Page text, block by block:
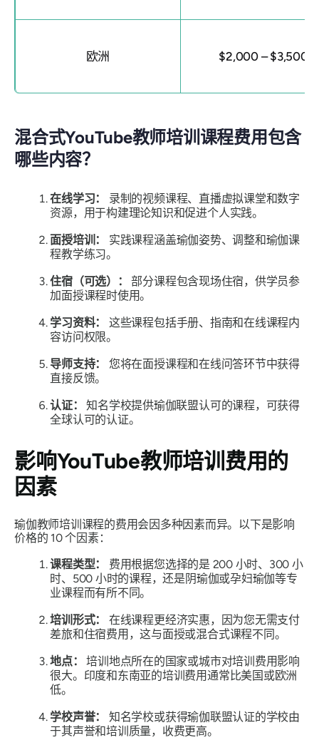
欧洲 $2,000 – $3,500
混合式YouTube教师培训课程费用包含
哪些内容？
在线学习：
录制的视频课程、直播虚拟课堂和数字
资源，用于构建理论知识和促进个人实践。
面授培训：
实践课程涵盖瑜伽姿势、调整和瑜伽课
程教学练习。
住宿（可选）：
部分课程包含现场住宿，供学员参
加面授课程时使用。
学习资料：
这些课程包括手册、指南和在线课程内
容访问权限。
导师支持：
您将在面授课程和在线问答环节中获得
直接反馈。
认证：
知名学校提供瑜伽联盟认可的课程，可获得
全球认可的认证。
影响YouTube教师培训费用的
因素
瑜伽教师培训课程的费用会因多种因素而异。以下是影响
价格的 10 个因素：
课程类型：
费用根据您选择的是 200 小时、300 小
时、500 小时的课程，还是阴瑜伽或孕妇瑜伽等专
业课程而有所不同。
培训形式：
在线课程更经济实惠，因为您无需支付
差旅和住宿费用，这与面授或混合式课程不同。
地点：
培训地点所在的国家或城市对培训费用影响
很大。印度和东南亚的培训费用通常比美国或欧洲
低。
学校声誉：
知名学校或获得瑜伽联盟认证的学校由
于其声誉和培训质量，收费更高。